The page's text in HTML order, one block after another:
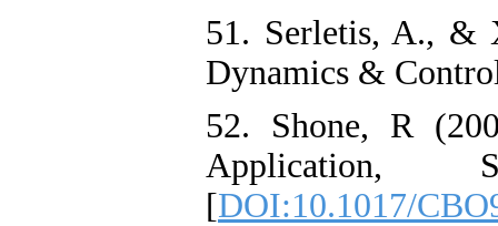
51. Serletis, A., &
Dynamics &
52. Shone, R
Application,
[DOI:10.1017/